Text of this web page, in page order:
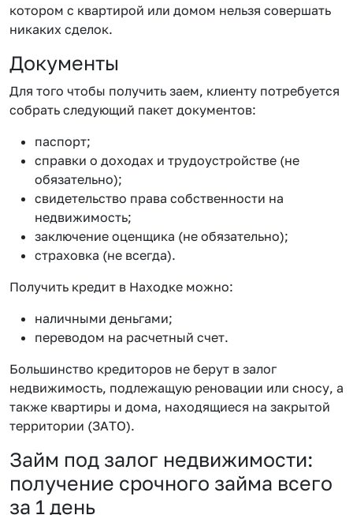
котором с квартирой или домом нельзя совершать
никаких сделок.
Документы
Для того чтобы получить заем, клиенту потребуется
собрать следующий пакет документов:
паспорт;
справки о доходах и трудоустройстве (не
обязательно);
свидетельство права собственности на
недвижимость;
заключение оценщика (не обязательно);
страховка (не всегда).
Получить кредит в Находке можно:
наличными деньгами;
переводом на расчетный счет.
Большинство кредиторов не берут в залог
недвижимость, подлежащую реновации или сносу, а
также квартиры и дома, находящиеся на закрытой
территории (ЗАТО).
Займ под залог недвижимости:
получение срочного займа всего
за 1 день